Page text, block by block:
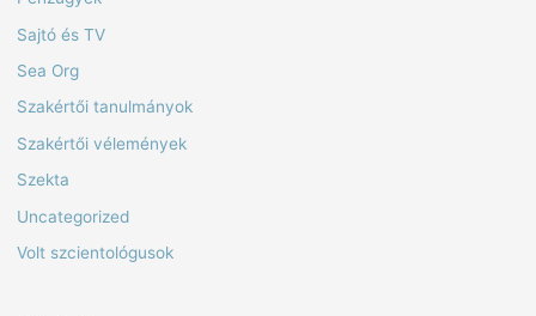
Sajtó és TV
Sea Org
Szakértői tanulmányok
Szakértői vélemények
Szekta
Uncategorized
Volt szcientológusok